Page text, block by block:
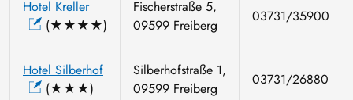
Hotel Kreller
(★★★★)
Fischerstraße 5,
09599 Freiberg
03731/35900
Hotel Silberhof
(★★★)
Silberhofstraße 1,
09599 Freiberg
03731/26880